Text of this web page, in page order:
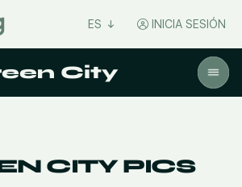
ES INICIA SESIÓN
City
CITY PICS